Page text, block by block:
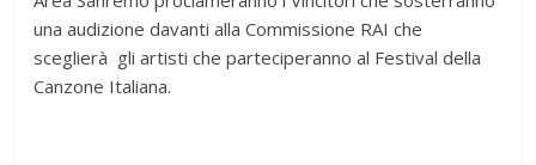
una audizione davanti alla Commissione RAI che
sceglierà gli artisti che parteciperanno al Festival della
Canzone Italiana.